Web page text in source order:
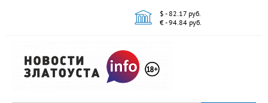
$ - 82.17 руб.
€ - 94.84 руб.